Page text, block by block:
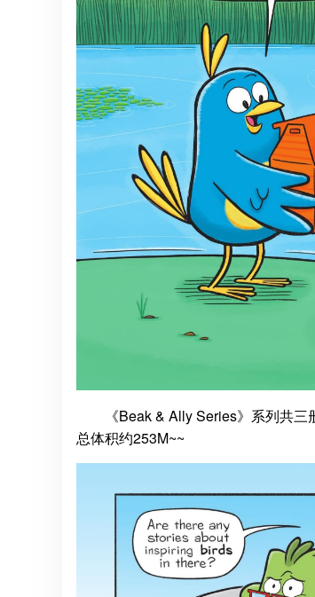
《Beak & Ally Series》系列共
总体积约253M~~